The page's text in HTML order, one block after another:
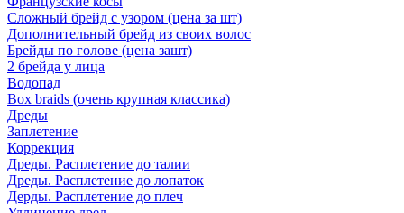
Сложный брейд с узором (цена за шт)
Дополнительный брейд из своих волос
Брейды по голове (цена зашт)
2 брейда у лица
Водопад
Box braids (очень крупная классика)
Дреды
Заплетение
Коррекция
Дреды. Расплетение до талии
Дреды. Расплетение до лопаток
Дерды. Расплетение до плеч